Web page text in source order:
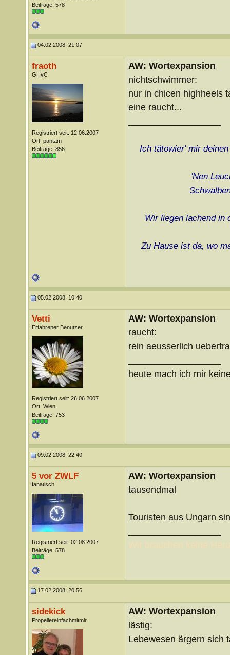
Beiträge: 578
04.02.2008, 21:07
fraoth
GHvC
Registriert seit: 12.06.2007
Ort: pantam
Beiträge: 856
AW: Wortexpansion
nichtschwimmer:
nur in chicen highheels
eine raucht...
Ich tätowier' mir
'Nen
Wir liegen lachend in
Zu Hause ist da, wo
05.02.2008, 10:40
Vetti
Erfahrener Benutzer
Registriert seit: 26.06.2007
Ort: Wien
Beiträge: 753
AW: Wortexpansion
raucht:
rein aeusserlich
heute mach ich mir
09.02.2008, 22:40
5 vor ZWLF
fanatisch
Registriert seit: 02.08.2007
Beiträge: 578
AW: Wortexpansion
tausendmal
Touristen aus Ungarn
17.02.2008, 20:56
sidekick
Propellereinfachmitmir
AW: Wortexpansion
lästig:
Lebewesen ärgern sich